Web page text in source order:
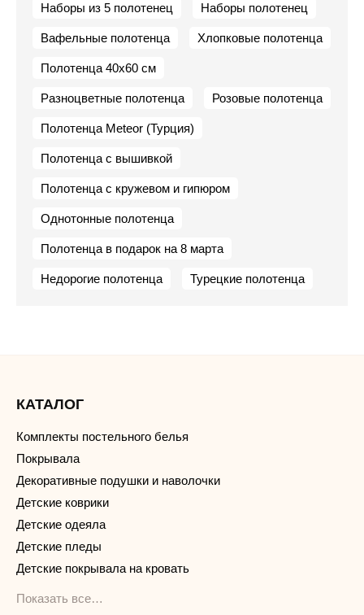
Наборы из 5 полотенец Наборы полотенец
Вафельные полотенца Хлопковые полотенца
Полотенца 40х60 см
Разноцветные полотенца Розовые полотенца
Полотенца Meteor (Турция)
Полотенца с вышивкой
Полотенца с кружевом и гипюром
Однотонные полотенца
Полотенца в подарок на 8 марта
Недорогие полотенца Турецкие полотенца
КАТАЛОГ
Комплекты постельного белья
Покрывала
Декоративные подушки и наволочки
Детские коврики
Детские одеяла
Детские пледы
Детские покрывала на кровать
Показать все…